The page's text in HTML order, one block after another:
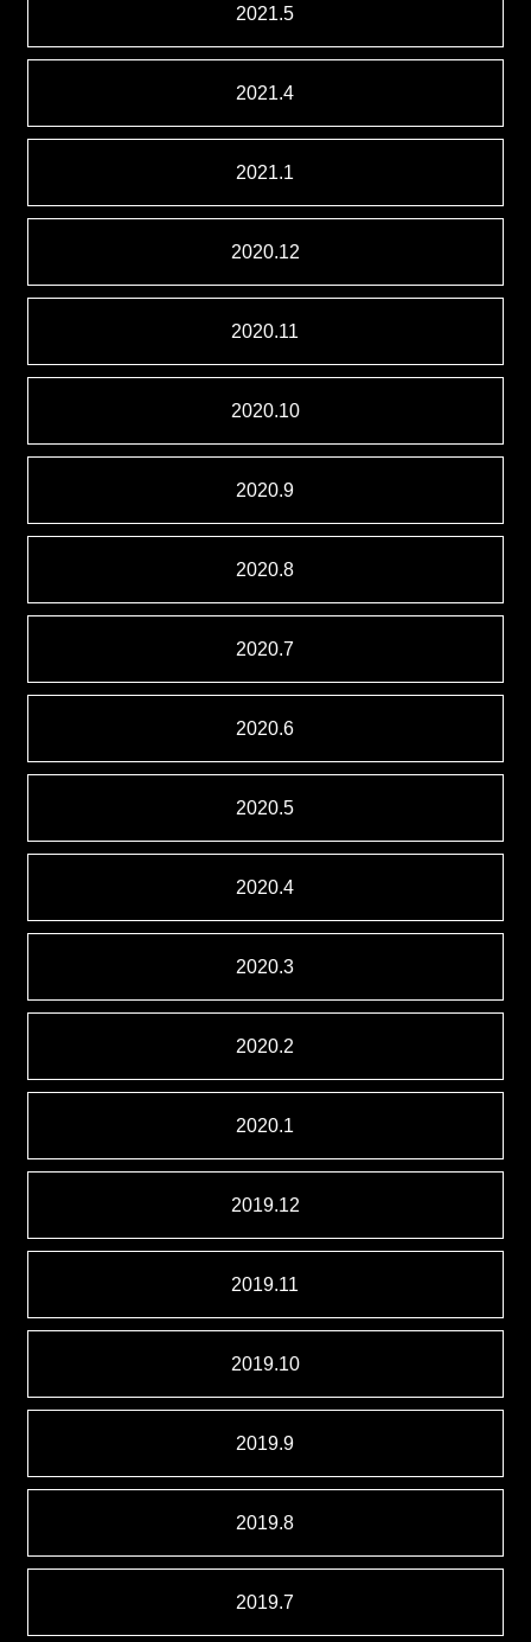
2021.5
2021.4
2021.1
2020.12
2020.11
2020.10
2020.9
2020.8
2020.7
2020.6
2020.5
2020.4
2020.3
2020.2
2020.1
2019.12
2019.11
2019.10
2019.9
2019.8
2019.7